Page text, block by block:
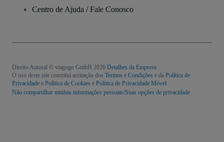
Centro de Ajuda / Fale Conosco
Direito Autoral © viagogo GmbH 2026 Detalhes da Empresa
O uso deste site constitui aceitação dos Termos e Condições e da Política de
Privacidade e Política de Cookies e Política de Privacidade Móvel
Não compartilhar minhas informações pessoais/Suas opções de privacidade